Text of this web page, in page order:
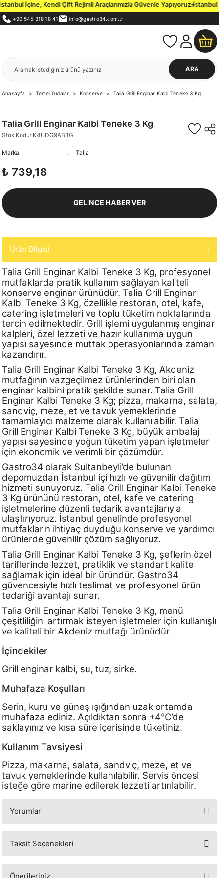
İçine, Kendi Çift Rejimli Araçlarımızla Güvenle Yapıyoruz.İstanbul
+90 545 318 18 41 info@gastro34.com.tr
ARA
Anasayfa Temel Gıdalar Konserve Talia Grill Enginar Kalbi Teneke 3 Kg
Talia Grill Enginar Kalbi Teneke 3 Kg
Stok Kodu: K4UDG9AB3G
Marka Talia
₺ 739,18
GELİNCE HABER VER
Ürün Bilgisi
Talia Grill Enginar Kalbi Teneke 3 Kg, profesyonel
mutfaklarda pratik kullanım sağlayan kaliteli
konserve enginar ürünüdür. Talia Grill Enginar
Kalbi Teneke 3 Kg, özellikle restoran, otel, kafe,
catering işletmeleri ve toplu tüketim noktalarında
tercih edilmektedir. Grill işlemi uygulanmış enginar
kalpleri, özel lezzeti ve hazır kullanıma uygun
yapısı sayesinde mutfak operasyonlarında zaman
kazandırır.
Talia Grill Enginar Kalbi Teneke 3 Kg, Akdeniz
mutfağının vazgeçilmez ürünlerinden biri olan
enginar kalbini pratik şekilde sunar. Talia Grill
Enginar Kalbi Teneke 3 Kg; pizza, makarna, salata,
sandviç, meze, et ve tavuk yemeklerinde
tamamlayıcı malzeme olarak kullanılabilir. Talia
Grill Enginar Kalbi Teneke 3 Kg, büyük ambalaj
yapısı sayesinde yoğun tüketim yapan işletmeler
için ekonomik ve verimli bir çözümdür.
Gastro34 olarak Sultanbeyli’de bulunan
depomuzdan İstanbul içi hızlı ve güvenilir dağıtım
hizmeti sunuyoruz. Talia Grill Enginar Kalbi Teneke
3 Kg ürününü restoran, otel, kafe ve catering
işletmelerine düzenli tedarik avantajlarıyla
ulaştırıyoruz. İstanbul genelinde profesyonel
mutfakların ihtiyaç duyduğu konserve ve yardımcı
ürünlerde güvenilir çözüm sağlıyoruz.
Talia Grill Enginar Kalbi Teneke 3 Kg, şeflerin özel
tariflerinde lezzet, pratiklik ve standart kalite
sağlamak için ideal bir üründür. Gastro34
güvencesiyle hızlı teslimat ve profesyonel ürün
tedariği avantajı sunar.
Talia Grill Enginar Kalbi Teneke 3 Kg, menü
çeşitliliğini artırmak isteyen işletmeler için kullanışlı
ve kaliteli bir Akdeniz mutfağı ürünüdür.
İçindekiler
Grill enginar kalbi, su, tuz, sirke.
Muhafaza Koşulları
Serin, kuru ve güneş ışığından uzak ortamda
muhafaza ediniz. Açıldıktan sonra +4°C’de
saklayınız ve kısa süre içerisinde tüketiniz.
Kullanım Tavsiyesi
Pizza, makarna, salata, sandviç, meze, et ve
tavuk yemeklerinde kullanılabilir. Servis öncesi
isteğe göre marine edilerek lezzeti artırılabilir.
Yorumlar
Taksit Seçenekleri
Önerileriniz